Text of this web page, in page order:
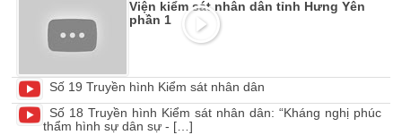
Viện kiểm sát nhân dân tỉnh Hưng Yên
phần 1
Số 19 Truyền hình Kiểm sát nhân dân
Số 18 Truyền hình Kiểm sát nhân dân: “Kháng nghị phúc
thẩm hình sự dân sự - […]